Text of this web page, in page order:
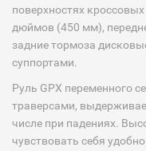
поверхностях
дюймов (450 мм),
задние тормоза
суппортами.
Руль GPX переменного
траверсами,
числе при падениях.
чувствовать себя